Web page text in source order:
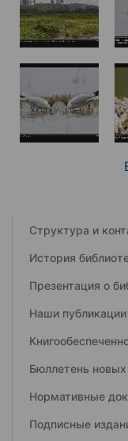
Структура и
История
Презентация о
Наши публикации
Бюллетень
Нормативные
Подписные